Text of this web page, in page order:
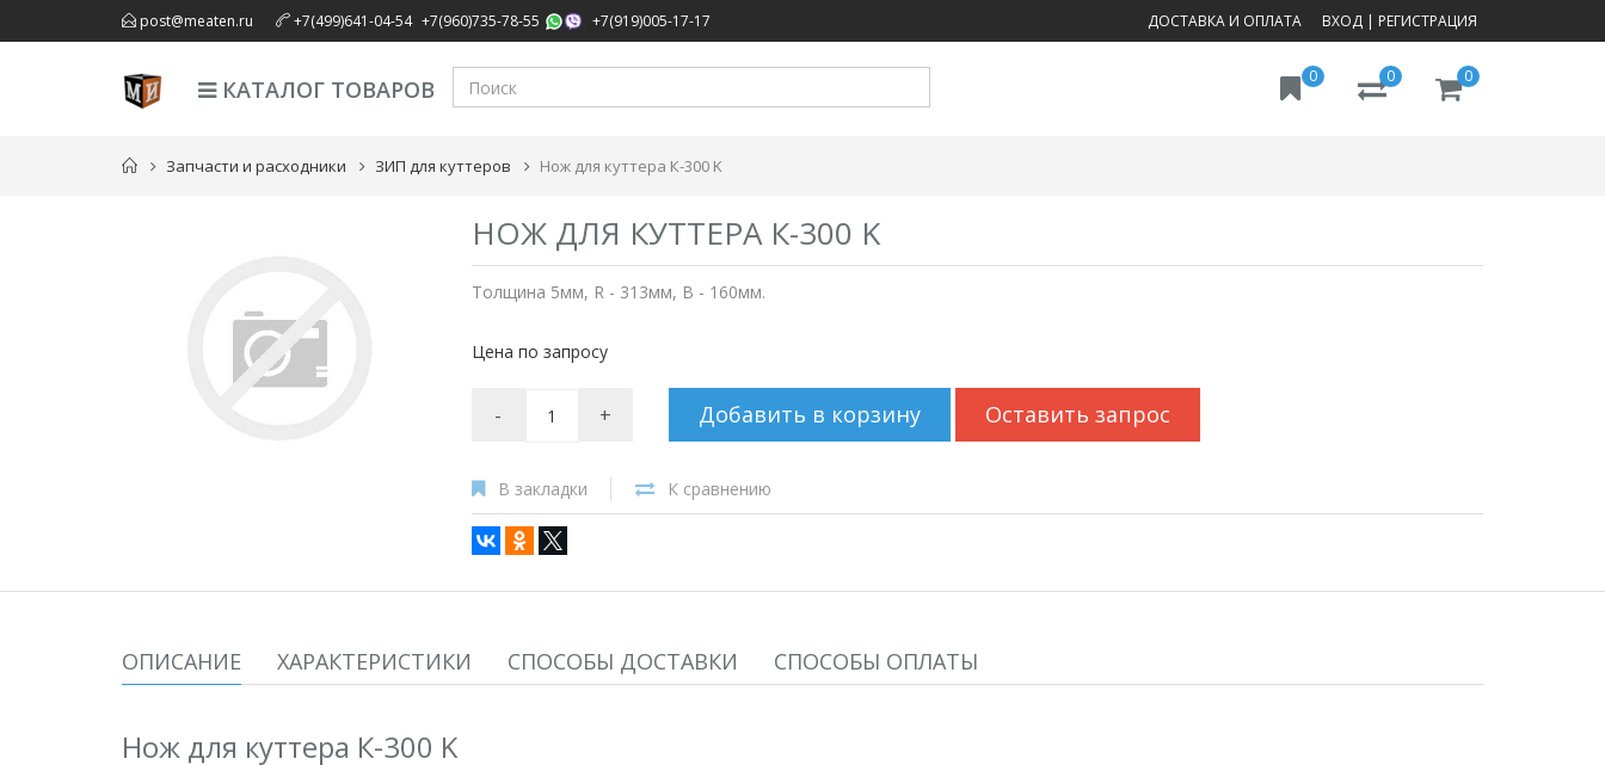
post@meaten.ru +7(499)641-04-54, +7(960)735-78-55 +7(919)005-17-17 ДОСТАВКА И ОПЛАТА ВХОД | РЕГИСТРАЦИЯ
0
0
0
КАТАЛОГ ТОВАРОВ
Запчасти и расходники ЗИП для куттеров Нож для куттера К-300 K
НОЖ ДЛЯ КУТТЕРА К-300 K
Толщина 5мм, R - 313мм, B - 160мм.
Цена по запросу
- + Добавить в корзину Оставить запрос
В закладки К сравнению
ОПИСАНИЕ ХАРАКТЕРИСТИКИ СПОСОБЫ ДОСТАВКИ СПОСОБЫ ОПЛАТЫ
Нож для куттера К-300 K